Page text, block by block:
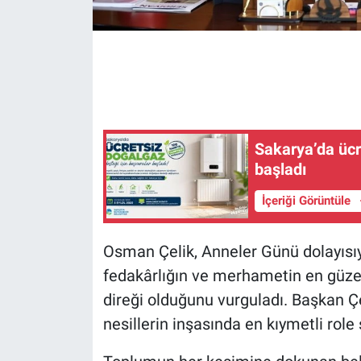
Sakarya’da
başladı
İçeriği Görüntüle
Osman Çelik, Anneler Günü
fedakârlığın ve merhametin en
direği olduğunu vurguladı. Başkan
nesillerin inşasında en kıymetli